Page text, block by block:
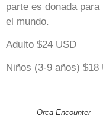
parte es donada
el mundo.
Adulto $24 USD
Niños (3-9 años) $18
Orca Encounter